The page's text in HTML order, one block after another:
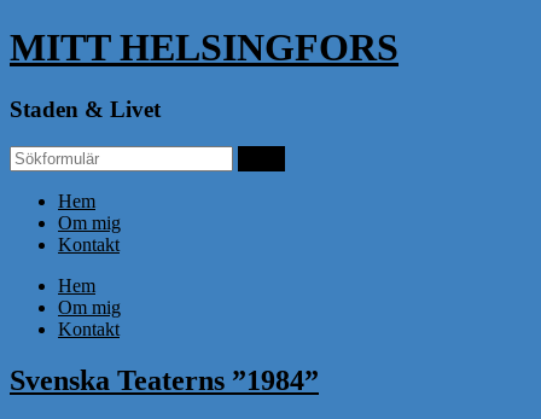
MITT HELSINGFORS
Staden & Livet
Hem
Om mig
Kontakt
Hem
Om mig
Kontakt
Svenska Teaterns ”1984”